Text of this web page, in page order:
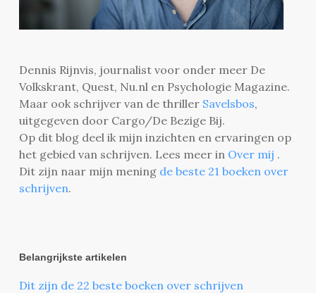
Dennis Rijnvis, journalist voor onder meer De
Volkskrant, Quest, Nu.nl en Psychologie Magazine.
Maar ook schrijver van de thriller Savelsbos,
uitgegeven door Cargo/De Bezige Bij.
Op dit blog deel ik mijn inzichten en ervaringen op
het gebied van schrijven. Lees meer in Over mij .
Dit zijn naar mijn mening de beste 21 boeken over
schrijven.
Belangrijkste artikelen
Dit zijn de 22 beste boeken over schrijven